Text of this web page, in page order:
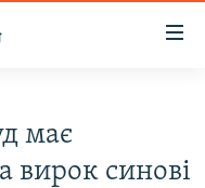
має
вирок синові